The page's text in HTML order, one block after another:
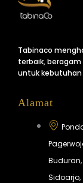
Tabinaco
terbaik,
untuk kebutuhan
Alamat